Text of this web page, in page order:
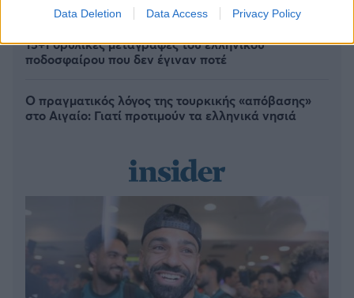
Data Deletion Data Access Privacy Policy
15+1 θρυλικές μεταγραφές του ελληνικού
ποδοσφαίρου που δεν έγιναν ποτέ
Ο πραγματικός λόγος της τουρκικής «απόβασης»
στο Αιγαίο: Γιατί προτιμούν τα ελληνικά νησιά